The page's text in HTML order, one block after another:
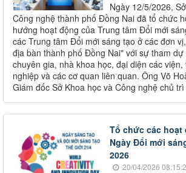
Ngày 12/5/2026,
Công nghệ thành phố Đồng Nai đã tổ chức
hướng hoạt động của Trung tâm Đổi mới
các Trung tâm Đổi mới sáng tạo ở các đơn
địa bàn thành phố Đồng Nai" với sự tham dự
chuyên gia, nhà khoa học, đại diện các
nghiệp và các cơ quan liên quan. Ông Võ
Giám đốc Sở Khoa học và Công nghệ chủ
Tổ chức các
Ngày Đổi mới
2026
20/04/2026